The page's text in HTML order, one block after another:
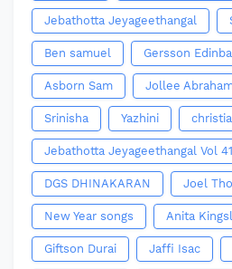
Jebathotta Jeyageethangal
Ben samuel Gersson
Asborn Sam Jollee
Srinisha Yazhini
Jebathotta Jeyageethangal Vol 41
DGS DHINAKARAN Joel
New Year songs Anita
Giftson Durai Jaffi Isac